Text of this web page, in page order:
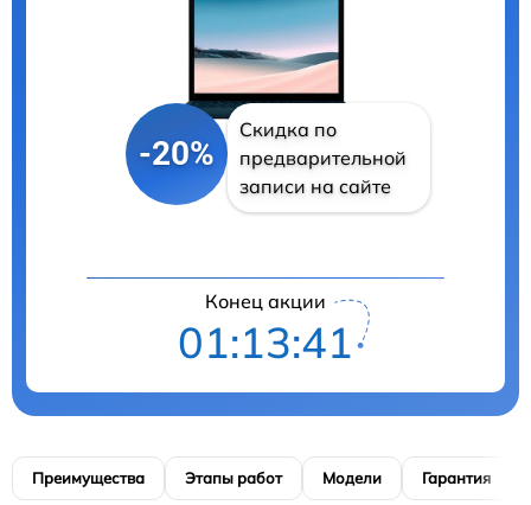
-20%
Скидка по
предварительной
записи на сайте
Конец акции
01:13:40
Преимущества Этапы работ Модели Гарантия